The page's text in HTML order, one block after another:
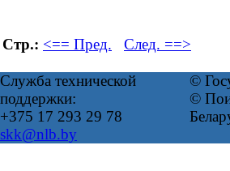
Стр.: <== Пред. След. ==>
Служба технической
поддержки:
+375 17 293 29 78
skk@nlb.by
©
©